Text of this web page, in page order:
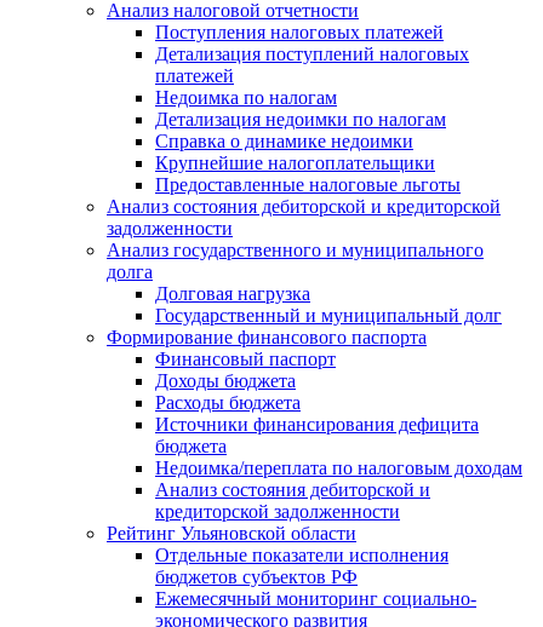
Анализ налоговой отчетности
Поступления налоговых платежей
Детализация поступлений налоговых
платежей
Недоимка по налогам
Детализация недоимки по налогам
Справка о динамике недоимки
Крупнейшие налогоплательщики
Предоставленные налоговые льготы
Анализ состояния дебиторской и кредиторской
задолженности
Анализ государственного и муниципального
долга
Долговая нагрузка
Государственный и муниципальный долг
Формирование финансового паспорта
Финансовый паспорт
Доходы бюджета
Расходы бюджета
Источники финансирования дефицита
бюджета
Недоимка/переплата по налоговым доходам
Анализ состояния дебиторской и
кредиторской задолженности
Рейтинг Ульяновской области
Отдельные показатели исполнения
бюджетов субъектов РФ
Ежемесячный мониторинг социально-
экономического развития